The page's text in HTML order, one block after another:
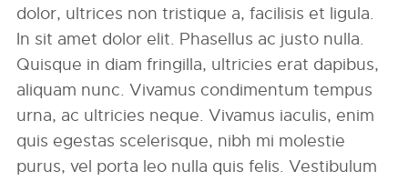
dolor, ultrices non tristique a, facilisis et ligula.
In sit amet dolor elit. Phasellus ac justo nulla.
Quisque in diam fringilla, ultricies erat dapibus,
aliquam nunc. Vivamus condimentum tempus
urna, ac ultricies neque. Vivamus iaculis, enim
quis egestas scelerisque, nibh mi molestie
purus, vel porta leo nulla quis felis. Vestibulum